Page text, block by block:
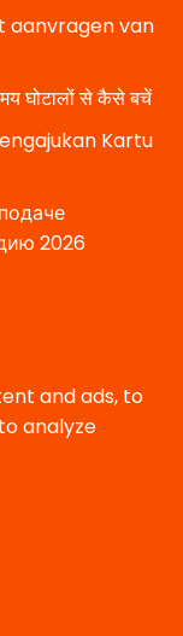
aanvragen van
घोटालों से कैसे बचें
Kartu
2026
and ads, to
analyze